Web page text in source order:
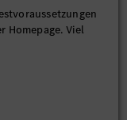
Homepage. Viel